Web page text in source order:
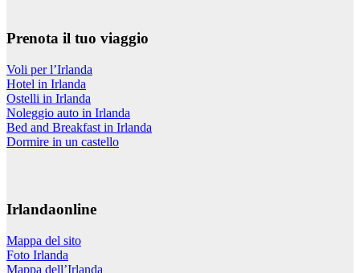
Prenota il tuo viaggio
Voli per l’Irlanda
Hotel in Irlanda
Ostelli in Irlanda
Noleggio auto in Irlanda
Bed and Breakfast in Irlanda
Dormire in un castello
Irlandaonline
Mappa del sito
Foto Irlanda
Mappa dell’Irlanda